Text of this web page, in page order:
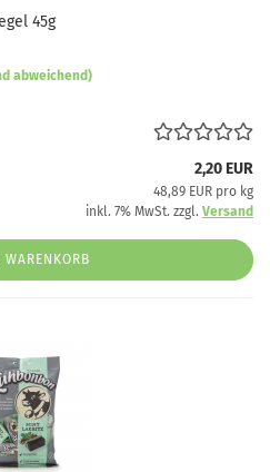
45g
abweichend)
2,20 EUR
48,89 EUR pro kg
inkl. 7% MwSt. zzgl. Versand
WARENKORB